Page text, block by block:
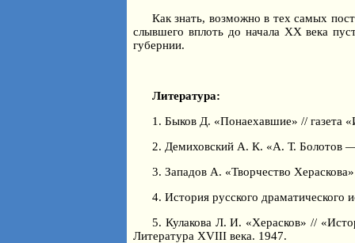
Как знать, возможно в тех самых
слывшего вплоть до начала ХХ века
губернии.
Литература:
1. Быков Д. «Понаехавшие» // газета
2. Демиховский А. К. «А. Т. Болотов
3. Западов А. «Творчество
4. История русского драматического
5. Кулакова Л. И. «Херасков» //
Литература XVIII века. 1947.